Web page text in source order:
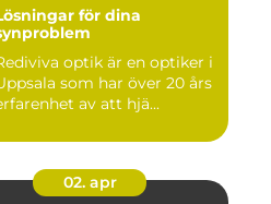
för dina
optik är en optiker i
som har över 20 års
av att hjä...
02. apr